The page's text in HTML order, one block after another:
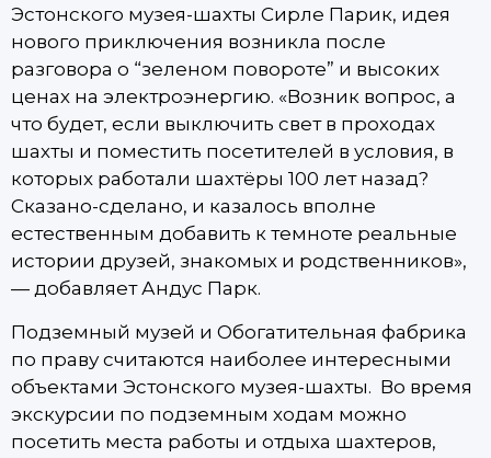
Эстонского музея-шахты Сирле Парик, идея
нового приключения возникла после
разговора о “зеленом повороте” и высоких
ценах на электроэнергию. «Возник вопрос, а
что будет, если выключить свет в проходах
шахты и поместить посетителей в условия, в
которых работали шахтёры 100 лет назад?
Сказано-сделано, и казалось вполне
естественным добавить к темноте реальные
истории друзей, знакомых и родственников»,
— добавляет Андус Парк.
Подземный музей и Обогатительная фабрика
по праву считаются наиболее интересными
объектами Эстонского музея-шахты. Во время
экскурсии по подземным ходам можно
посетить места работы и отдыха шахтеров,